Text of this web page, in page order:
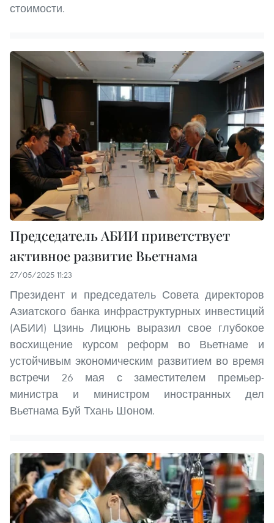
стоимости.
Председатель АБИИ приветствует
активное развитие Вьетнама
27/05/2025 11:23
Президент и председатель Совета директоров
Азиатского банка инфраструктурных инвестиций
(АБИИ) Цзинь Лицюнь выразил свое глубокое
восхищение курсом реформ во Вьетнаме и
устойчивым экономическим развитием во время
встречи 26 мая с заместителем премьер-
министра и министром иностранных дел
Вьетнама Буй Тхань Шоном.